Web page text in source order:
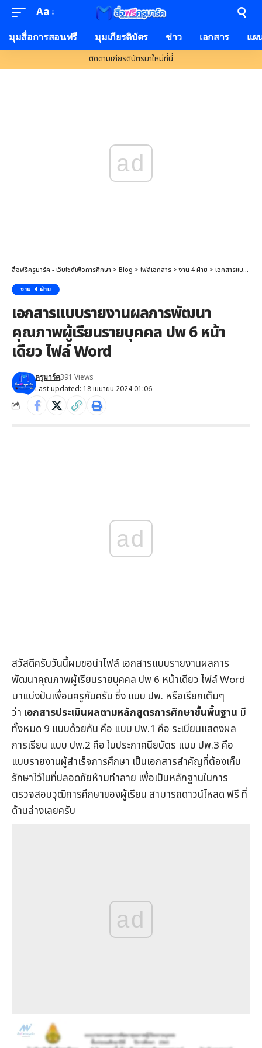
Font
Resizer
Aa
มุมสื่อการสอนฟรี มุมเกียรติบัตร ข่าว เอกสาร แผ
ติดตามเกียรติบัตรมาใหม่ที่นี่
ad
สื่อฟรีครูมาร์ค - เว็บไซต์เพื่อการศึกษา > Blog >ไฟล์เอกสาร >งาน 4 ฝ่าย > เอกสารแบบรายงานผลการพัฒนาคุณภาพผู้เรียนรายบุคคล ปพ 6 หน้าเดียว ไฟล์ Word
งาน 4 ฝ่าย
เอกสารแบบรายงานผลการพัฒนา
คุณภาพผู้เรียนรายบุคคล ปพ 6 หน้า
เดียว ไฟล์ Word
Last updated: 18 เมษายน 2024 01:06
ครูมาร์ค391 Views
ad
สวัสดีครับวันนี้ผมขอนำไฟล์ เอกสารแบบรายงานผลการ
พัฒนาคุณภาพผู้เรียนรายบุคคล ปพ 6 หน้าเดียว ไฟล์ Word
มาแบ่งปันเพื่อนครูกันครับ ซึ่ง แบบ ปพ. หรือเรียกเต็มๆ
ว่า เอกสารประเมินผลตามหลักสูตรการศึกษาขั้นพื้นฐาน มี
ทั้งหมด 9 แบบด้วยกัน คือ แบบ ปพ.1 คือ ระเบียนแสดงผล
การเรียน แบบ ปพ.2 คือ ใบประกาศนียบัตร แบบ ปพ.3 คือ
แบบรายงานผู้สำเร็จการศึกษา เป็นเอกสารสำคัญที่ต้องเก็บ
รักษาไว้ในที่ปลอดภัยห้ามทำลาย เพื่อเป็นหลักฐานในการ
ตรวจสอบวุฒิการศึกษาของผู้เรียน สามารถดาวน์โหลด ฟรี ที่
ด้านล่างเลยครับ
ad